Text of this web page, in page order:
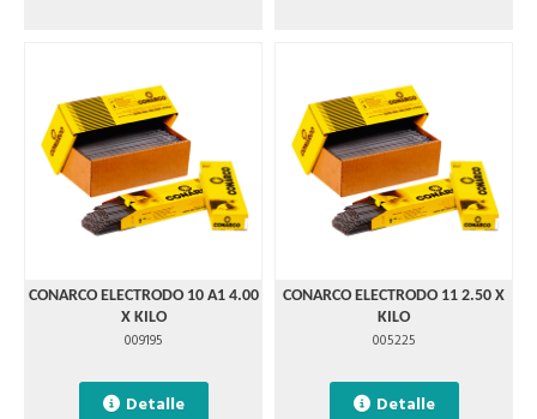
CONARCO ELECTRODO 10 A1 4.00
X KILO
009195
Detalle
CONARCO ELECTRODO 11 2.50 X
KILO
005225
Detalle